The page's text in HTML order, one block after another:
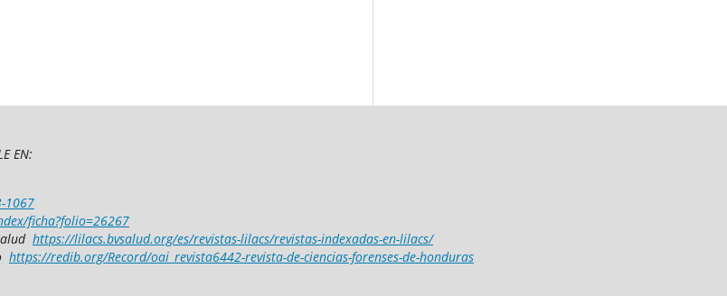
EN:
1067
ficha?folio=26267
https://lilacs.bvsalud.org/es/revistas-lilacs/revistas-indexadas-en-lilacs/
https://redib.org/Record/oai_revista6442-revista-de-ciencias-forenses-de-honduras